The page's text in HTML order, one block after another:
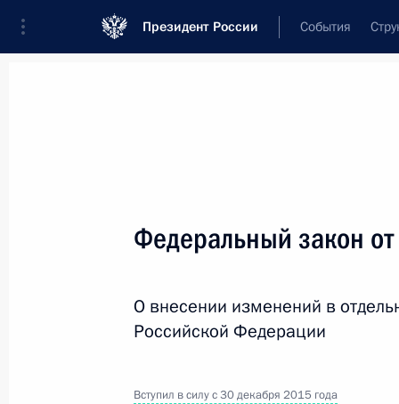
Президент России События
Текст в документе
Вид документа
Все
Федеральный закон
О внесении изменений в
Российской Федерации
Вступил в силу с 30 декабря 2015 года